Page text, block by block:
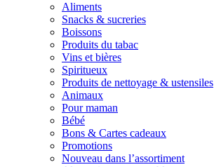
Aliments
Snacks & sucreries
Boissons
Produits du tabac
Vins et bières
Spiritueux
Produits de nettoyage & ustensiles
Animaux
Pour maman
Bébé
Bons & Cartes cadeaux
Promotions
Nouveau dans l’assortiment